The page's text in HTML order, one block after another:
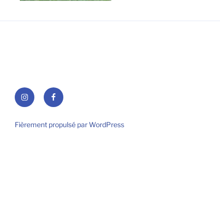
InstagramFacebook
Fièrement propulsé par WordPress